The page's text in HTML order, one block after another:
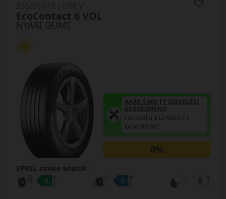
NYÁRI GUMI
EcoContact 6 VOL
AKÁR 5.000 FT SZERELÉSI
KEDVEZMÉNY!
Használja a LENDÜLET
kuponkódot!
0%
EPREL cimke adatok: